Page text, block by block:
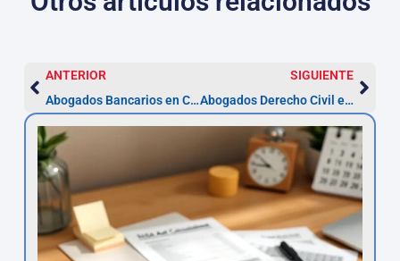
ANTERIOR
Abogados Bancarios en Castellón | Asesor.Legal
SIGUIENTE
Abogados Derecho Civil en Castellón | Asesor.Legal